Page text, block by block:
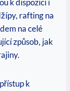
k dispozici i
rafting na
na celé
způsob, jak
k